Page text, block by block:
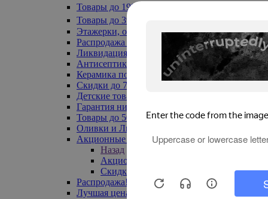
Товары до 199₽
Товары до 399₽
Этажерки, обувницы
Распродажа текстиля до -50%
Ликвидация до -70%
Антисептики
Керамика по 129 руб
Скидки до 70%
Детские товары
Гарантия низкой цены
Товары до 500 руб
Оливки и Лимоны
Акционные товары
Назад
Акционные товары
Скидка 20% по промокоду
Распродажа! Ульяновск до -70%
Лучшая цена